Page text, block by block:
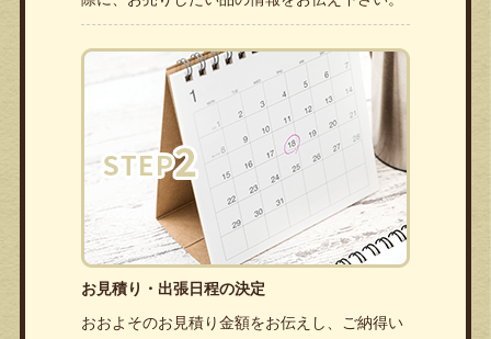
お見積り・出張日程の決定
おおよそのお見積り金額をお伝えし、ご納得い